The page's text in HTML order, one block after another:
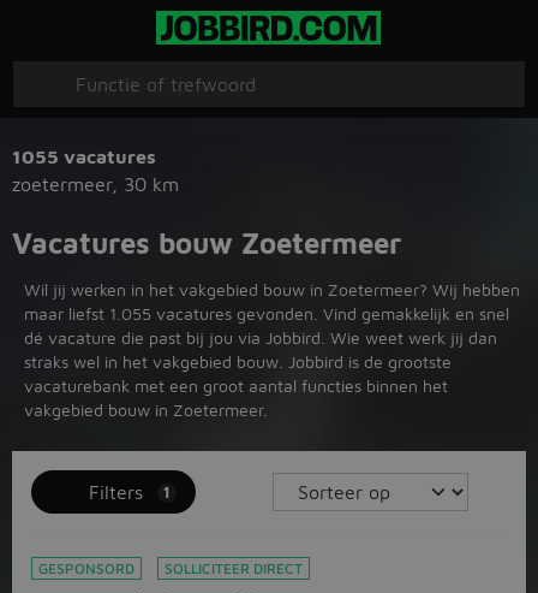
1055 vacatures
zoetermeer, 30 km
Vacatures bouw Zoetermeer
Wil jij werken in het vakgebied bouw in Zoetermeer? Wij hebben
maar liefst 1.055 vacatures gevonden. Vind gemakkelijk en snel
dé vacature die past bij jou via Jobbird. Wie weet werk jij dan
straks wel in het vakgebied bouw. Jobbird is de grootste
vacaturebank met een groot aantal functies binnen het
vakgebied bouw in Zoetermeer.
Filters 1
GESPONSORD SOLLICITEER DIRECT